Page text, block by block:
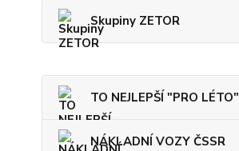
Skupiny ZETOR
TO NEJLEPŠÍ "PRO LÉTO"
NÁKLADNÍ VOZY ČSSR